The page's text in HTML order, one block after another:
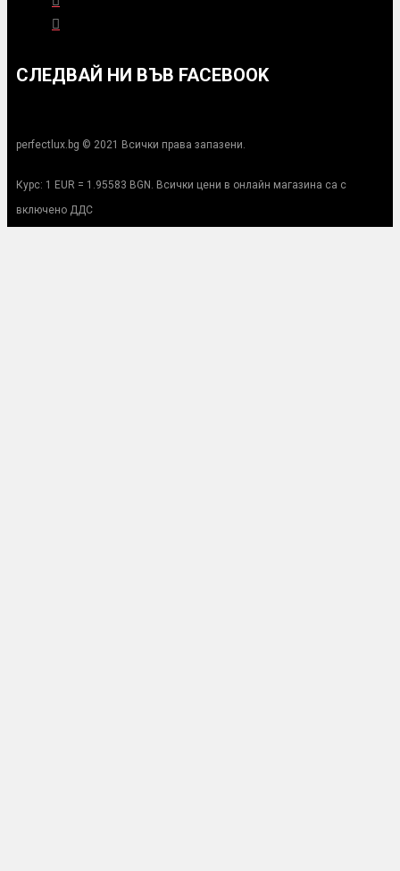
СЛЕДВАЙ НИ ВЪВ FACEBOOK
perfectlux.bg © 2021 Всички права запазени.
Курс: 1 EUR = 1.95583 BGN. Всички цени в онлайн магазина са с
включено ДДС